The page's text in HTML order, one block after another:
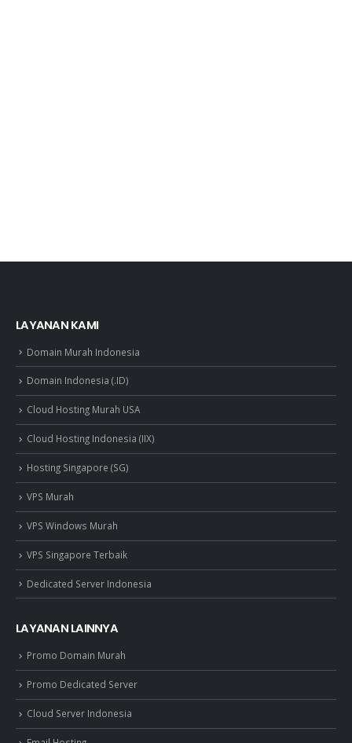
LAYANAN KAMI
Domain Murah Indonesia
Domain Indonesia (.ID)
Cloud Hosting Murah USA
Cloud Hosting Indonesia (IIX)
Hosting Singapore (SG)
VPS Murah
VPS Windows Murah
VPS Singapore Terbaik
Dedicated Server Indonesia
LAYANAN LAINNYA
Promo Domain Murah
Promo Dedicated Server
Cloud Server Indonesia